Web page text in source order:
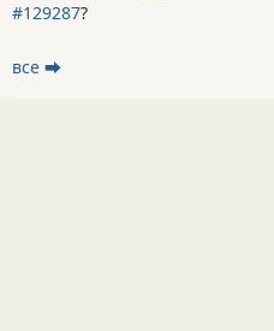
#129287?
все ⮕